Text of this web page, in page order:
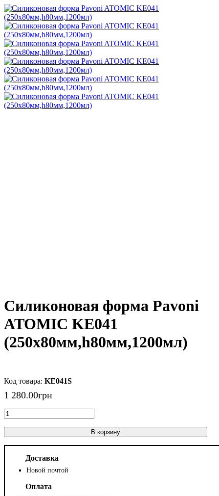
Силиконовая форма Pavoni
ATOMIC KE041
(250х80мм,h80мм,1200мл)
KE041S
1 280.00грн
В корзину
Доставка
Новой почтой
Оплата